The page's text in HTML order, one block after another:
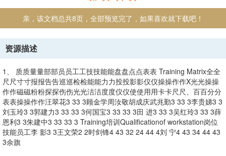
亲，该文档总共8页，全部预览完了，如果喜欢就下载吧！
资源描述
1、 质质量量部部员员工工技技能能盘盘点点表表 Training Matrix全全
尺尺寸寸报报告告巡巡检检能能力力投投影影仪仪操操作作X光光操操
作作磁磁粉粉探探伤伤光光洁洁度度仪仪使使用用卡卡尺尺、百百分分
表表操操作作汪翠花3 33 3顾金学周汝敬胡成庆武兆勤3 33 3李贵娣3 3
刘玉玲3 3郭建力3 33 33 3何国宝3 33 33 3田 进3 33 3吴红玲3 33 3薛
恩利3 3朱建中3 33 33 3 Training培训Qualificationof workstation岗位
技能员工李 影3 3王文荣2 2时剑锋4 43 32 24 44 4刘 宁4 43 34 44 43
3余旗